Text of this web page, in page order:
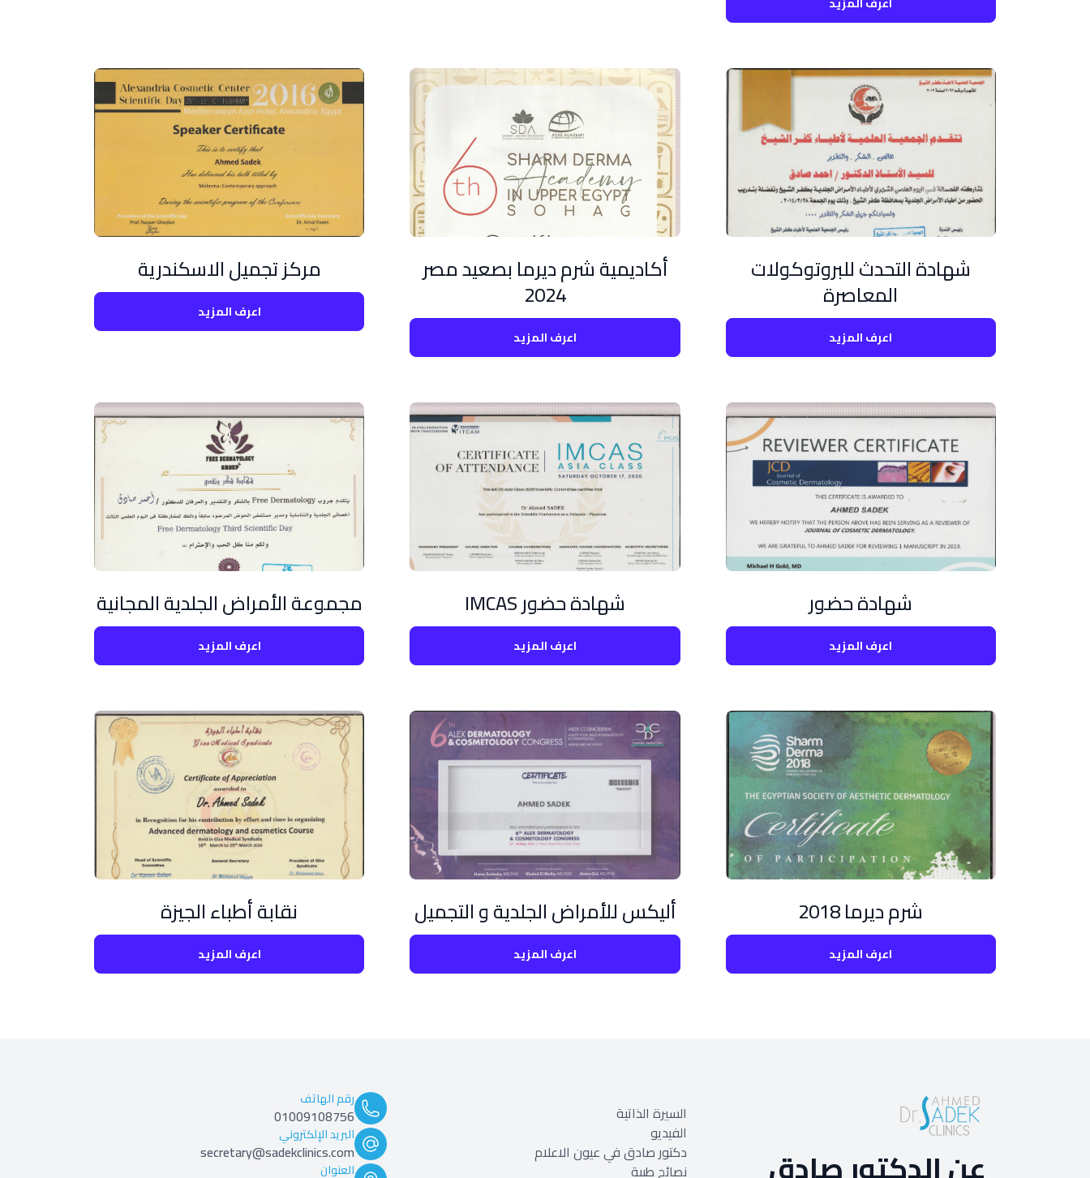
شهادة التحدث للبروتوكولات
المعاصرة
اعرف المزيد
أكاديمية شرم ديرما بصعيد مصر
2024
اعرف المزيد
مركز تجميل الاسكندرية
اعرف المزيد
شهادة حضور
اعرف المزيد
شهادة حضور IMCAS
اعرف المزيد
مجموعة الأمراض الجلدية المجانية
اعرف المزيد
شرم ديرما 2018
اعرف المزيد
أليكس للأمراض الجلدية و التجميل
اعرف المزيد
نقابة أطباء الجيزة
اعرف المزيد
السيرة الذاتية
الفيديو
دكتور صادق في عيون الاعلام
نصائح طبية
رقم الهاتف
01009108756
البريد الإلكتروني
secretary@sadekclinics.com
العنوان